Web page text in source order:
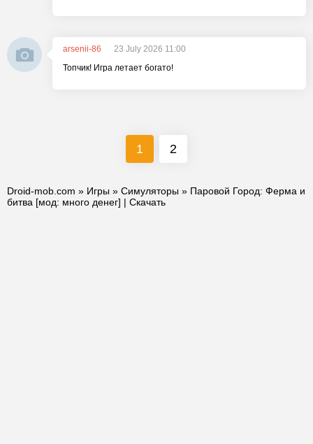
arsenii-86
23 July 2026 11:00
Топчик! Игра летает богато!
1 2
Droid-mob.com » Игры » Симуляторы » Паровой Город: Ферма и
битва [мод: много денег] | Скачать